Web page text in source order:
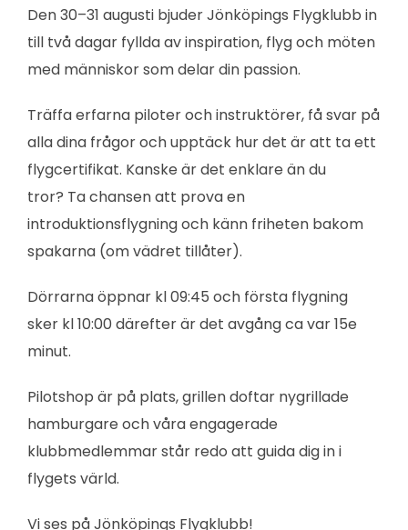
Den 30–31 augusti bjuder Jönköpings Flygklubb in
till två dagar fyllda av inspiration, flyg och möten
med människor som delar din passion.
Träffa erfarna piloter och instruktörer, få svar på
alla dina frågor och upptäck hur det är att ta ett
flygcertifikat. Kanske är det enklare än du
tror? Ta chansen att prova en
introduktionsflygning och känn friheten bakom
spakarna (om vädret tillåter).
Dörrarna öppnar kl 09:45 och första flygning
sker kl 10:00 därefter är det avgång ca var 15e
minut.
Pilotshop är på plats, grillen doftar nygrillade
hamburgare och våra engagerade
klubbmedlemmar står redo att guida dig in i
flygets värld.
Vi ses på Jönköpings Flygklubb!